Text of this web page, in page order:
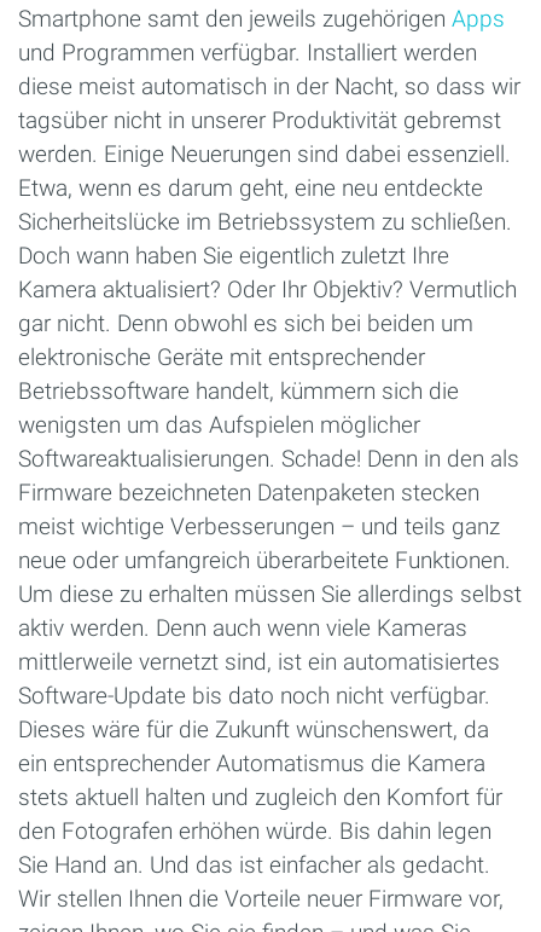
Smartphone samt den jeweils zugehörigen Apps
und Programmen verfügbar. Installiert werden
diese meist automatisch in der Nacht, so dass wir
tagsüber nicht in unserer Produktivität gebremst
werden. Einige Neuerungen sind dabei essenziell.
Etwa, wenn es darum geht, eine neu entdeckte
Sicherheitslücke im Betriebssystem zu schließen.
Doch wann haben Sie eigentlich zuletzt Ihre
Kamera aktualisiert? Oder Ihr Objektiv? Vermutlich
gar nicht. Denn obwohl es sich bei beiden um
elektronische Geräte mit entsprechender
Betriebssoftware handelt, kümmern sich die
wenigsten um das Aufspielen möglicher
Softwareaktualisierungen. Schade! Denn in den als
Firmware bezeichneten Datenpaketen stecken
meist wichtige Verbesserungen – und teils ganz
neue oder umfangreich überarbeitete Funktionen.
Um diese zu erhalten müssen Sie allerdings selbst
aktiv werden. Denn auch wenn viele Kameras
mittlerweile vernetzt sind, ist ein automatisiertes
Software-Update bis dato noch nicht verfügbar.
Dieses wäre für die Zukunft wünschenswert, da
ein entsprechender Automatismus die Kamera
stets aktuell halten und zugleich den Komfort für
den Fotografen erhöhen würde. Bis dahin legen
Sie Hand an. Und das ist einfacher als gedacht.
Wir stellen Ihnen die Vorteile neuer Firmware vor,